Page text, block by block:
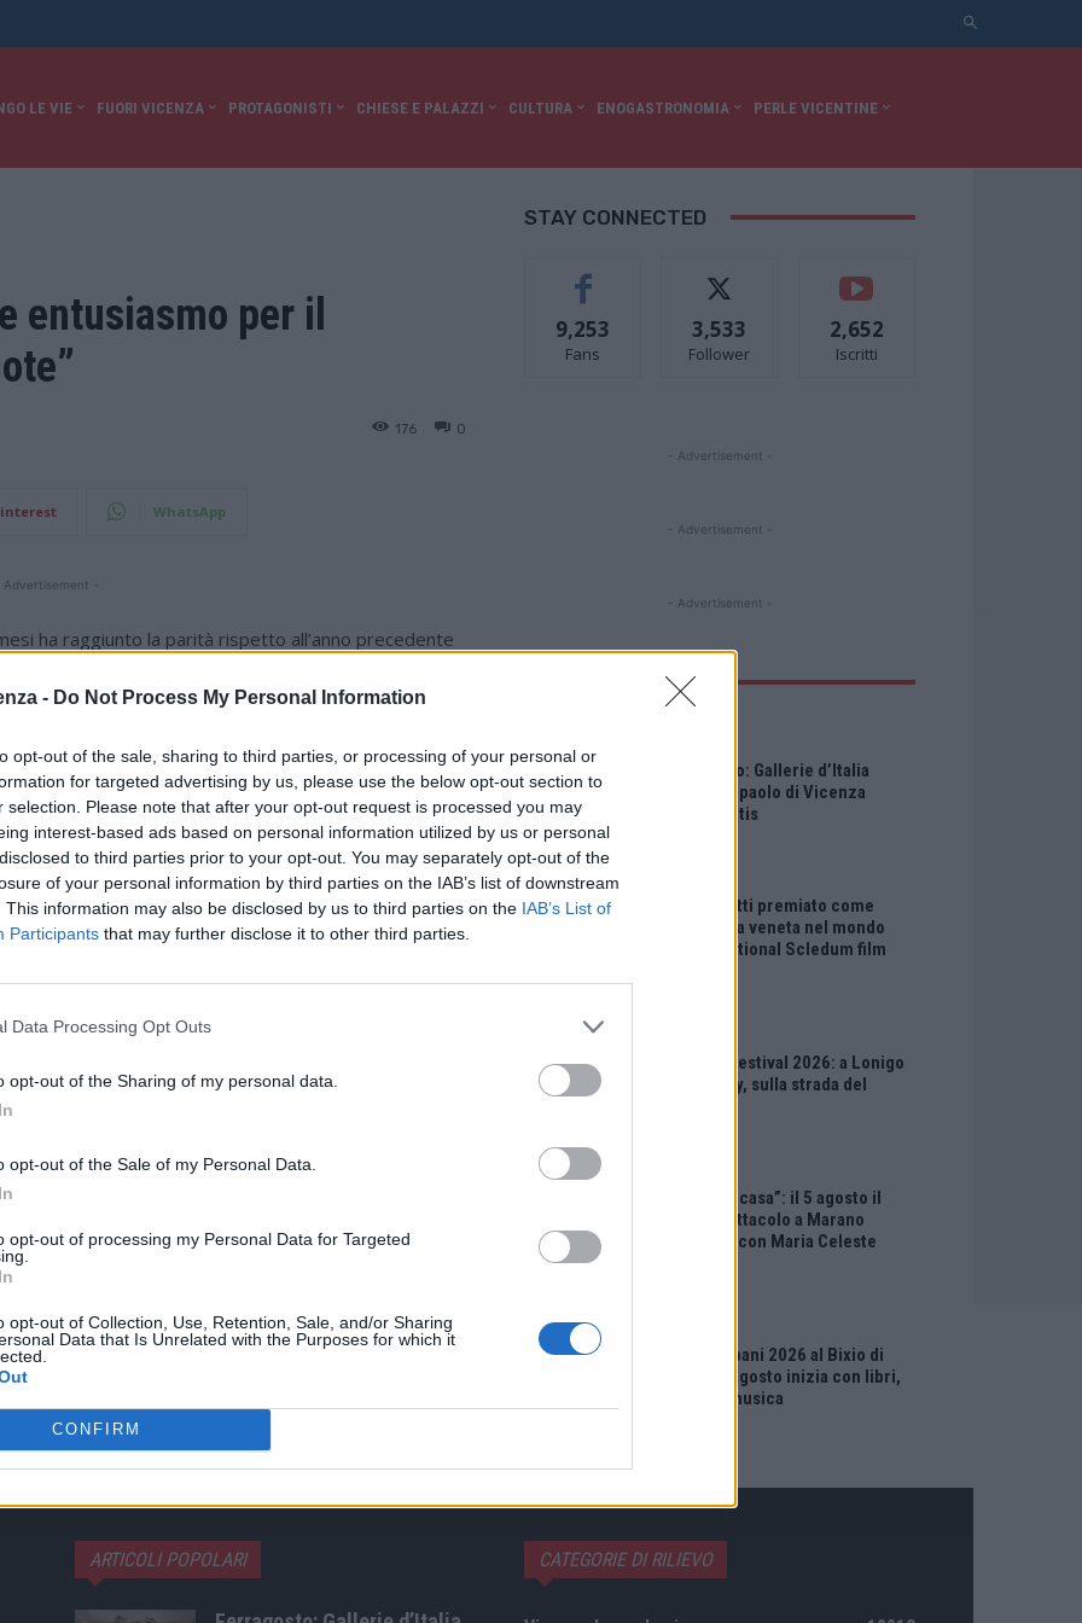
- Do Not Process My Personal Information
opt-out of the sale, sharing to third parties, or processing of your personal or
for targeted advertising by us, please use the below opt-out section to
selection. Please note that after your opt-out request is processed you may
interest-based ads based on personal information utilized by us or personal
to third parties prior to your opt-out. You may separately opt-out of the
of your personal information by third parties on the IAB’s list of downstream
This information may also be disclosed by us to third parties on the IAB’s List of
Participants that may further disclose it to other third parties.
Data Processing Opt Outs
opt-out of the Sharing of my personal data.
opt-out of the Sale of my Personal Data.
opt-out of processing my Personal Data for Targeted
opt-out of Collection, Use, Retention, Sale, and/or Sharing
Data that Is Unrelated with the Purposes for which it
CONFIRM
LE VIE FUORI VICENZA PROTAGONISTI CHIESE E PALAZZI CULTURA ENOGASTRONOMIA PERLE VICENTINE
entusiasmo per il
0
176
WhatsApp
Advertisement -
ha raggiunto la parità rispetto all’anno precedente
positivo sarà il 2026 e lo possiamo capire
che sarà un record assoluto in termini di presenze e
positivo”. Lo ha detto Mariano Roman,
dell’82^ Edizione di EICMA –
fino a domenica 9 novembre nei padiglioni
Pinterest
Eicma, Meda “Oltre 700 espositori da più di 50
STAY CONNECTED
9,253
Fans
3,533
Follower
2,652
Iscritti
- Advertisement -
- Advertisement -
- Advertisement -
Ferragosto: Gallerie d’Italia
Intesa Sanpaolo di Vicenza
aperte gratis
Paolo Gnutti premiato come
eccellenza veneta nel mondo
all’International Scledum film
Berici in Festival 2026: a Lonigo
“Little Italy, sulla strada del
“Teatro in casa”: il 5 agosto il
primo spettacolo a Marano
Vicentino con Maria Celeste
Salotti Urbani 2026 al Bixio di
Vicenza: agosto inizia con libri,
poesie e musica
ARTICOLI POPOLARI CATEGORIE DI RILIEVO